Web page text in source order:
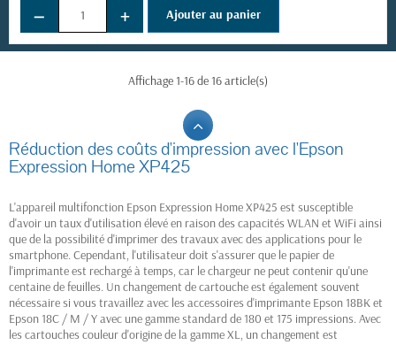
− + Ajouter au panier
Affichage 1-16 de 16 article(s)
Réduction des coûts d'impression avec l'Epson
Expression Home XP425
L'appareil multifonction Epson Expression Home XP425 est susceptible
d'avoir un taux d'utilisation élevé en raison des capacités WLAN et WiFi ainsi
que de la possibilité d'imprimer des travaux avec des applications pour le
smartphone. Cependant, l'utilisateur doit s'assurer que le papier de
l'imprimante est rechargé à temps, car le chargeur ne peut contenir qu'une
centaine de feuilles. Un changement de cartouche est également souvent
nécessaire si vous travaillez avec les accessoires d'imprimante Epson 18BK et
Epson 18C / M / Y avec une gamme standard de 180 et 175 impressions. Avec
les cartouches couleur d'origine de la gamme XL, un changement est